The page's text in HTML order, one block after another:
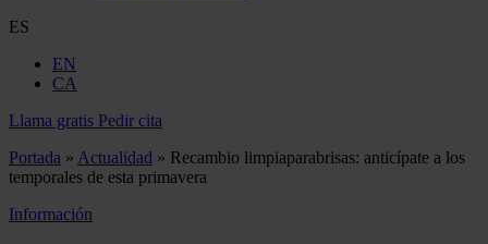
ES
EN
CA
Llama gratis Pedir cita
Portada » Actualidad » Recambio limpiaparabrisas: anticípate a los
temporales de esta primavera
Información